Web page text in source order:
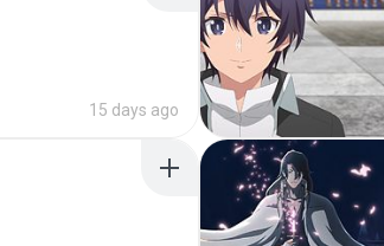
15 days ago